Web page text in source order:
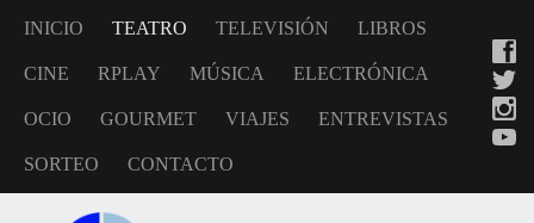
INICIO TEATRO TELEVISIÓN LIBROS
CINE RPLAY MÚSICA ELECTRÓNICA
OCIO GOURMET VIAJES ENTREVISTAS
SORTEO CONTACTO